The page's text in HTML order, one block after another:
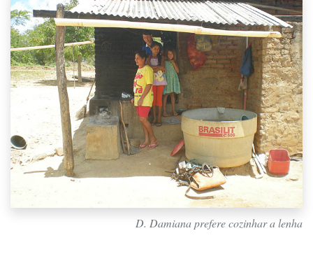
D. Damiana prefere cozinhar a lenha